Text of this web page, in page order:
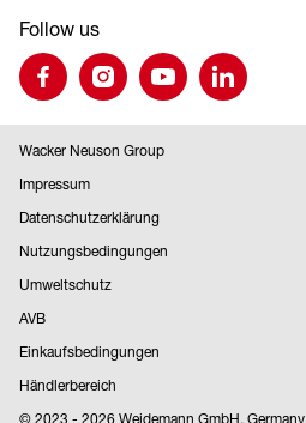
Follow us
© 2023 - 2026 Weidemann GmbH, Germany
Wacker Neuson Group
Impressum
Datenschutzerklärung
Nutzungsbedingungen
Umweltschutz
AVB
Einkaufsbedingungen
Händlerbereich